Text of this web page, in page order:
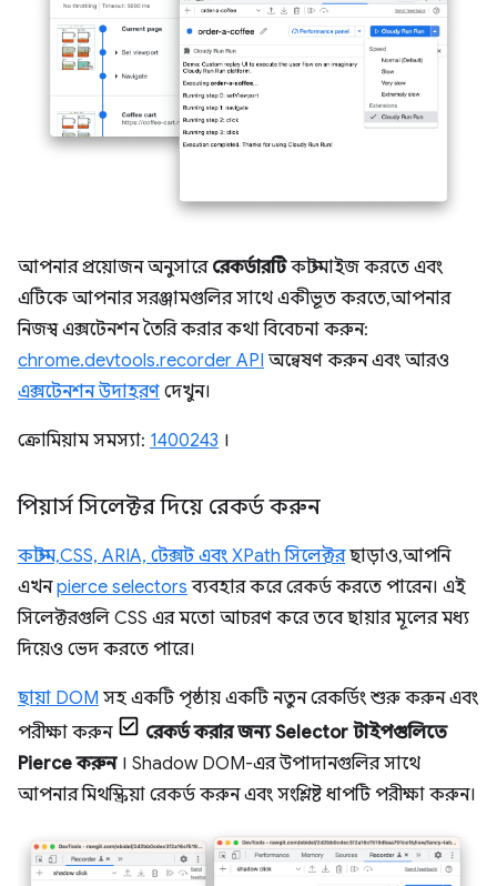
আপনার প্রয়োজন অনুসারে রেকর্ডারটিকাস্টমাইজ করতে এবং
এটিকে আপনার সরঞ্জামগুলির সাথে একীভূত করতে, আপনার
নিজস্ব এক্সটেনশন তৈরি করার কথা বিবেচনা করুন:
chrome.devtools.recorder API অন্বেষণ করুন এবং আরও
এক্সটেনশন উদাহরণ দেখুন।
ক্রোমিয়াম সমস্যা: 1400243 ।
পিয়ার্স সিলেক্টর দিয়ে রেকর্ড করুন
কাস্টম, CSS, ARIA, টেক্সট এবং XPath সিলেক্টরছাড়াও, আপনি
এখনpierce selectors ব্যবহার করে রেকর্ড করতে পারেন। এই
সিলেক্টরগুলি CSS এর মতো আচরণ করে তবে ছায়ার মূলের মধ্য
দিয়েও ভেদ করতে পারে।
ছায়া DOM সহ একটি পৃষ্ঠায় একটি নতুন রেকর্ডিং শুরু করুন এবং
পরীক্ষা করুন
রেকর্ড করার জন্য Selector টাইপগুলিতে
Pierce করুন। Shadow DOM-এর উপাদানগুলির সাথে
আপনার মিথস্ক্রিয়া রেকর্ড করুন এবং সংশ্লিষ্ট ধাপটি পরীক্ষা করুন।